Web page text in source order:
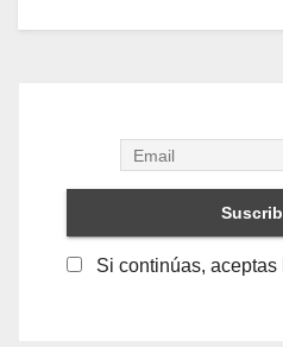
Si continúas,